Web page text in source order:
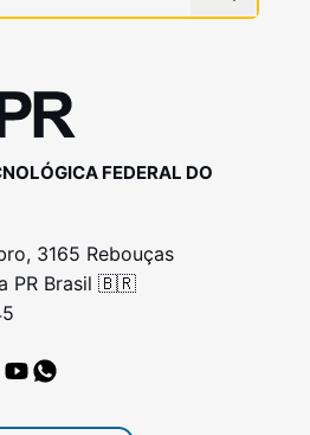
FEDERAL DO
3165 Rebouças
PR Brasil 🇧🇷